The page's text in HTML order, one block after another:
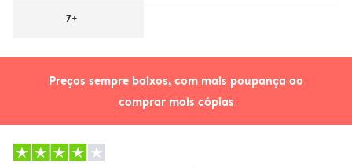
Preços sempre baixos, com mais poupança ao
comprar mais cópias
7+